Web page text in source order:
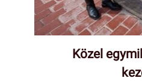
Közel